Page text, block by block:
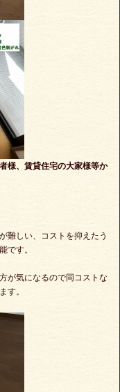
様、賃貸住宅の大家様等か
難しい、コストを抑えたう
です。
が気になるので同コストな
す。